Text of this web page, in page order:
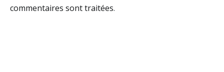
commentaires sont traitées.